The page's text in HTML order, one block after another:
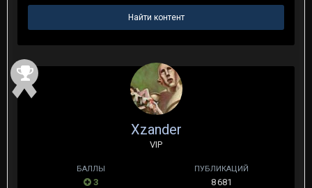
Найти контент
Xzander
VIP
БАЛЛЫ
3
ПУБЛИКАЦИЙ
8 681